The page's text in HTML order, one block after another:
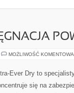
MOŻLIWOŚĆ
Ever Dry to
się na